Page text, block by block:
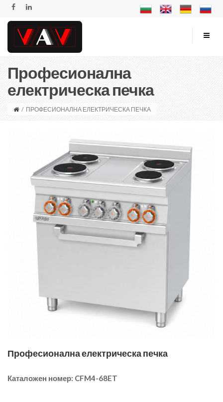
Професионална
електрическа печка
/ ПРОФЕСИОНАЛНА ЕЛЕКТРИЧЕСКА ПЕЧКА
Професионална електрическа печка
Каталожен номер: CFM4-68ET